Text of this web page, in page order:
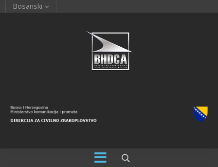
Bosanski